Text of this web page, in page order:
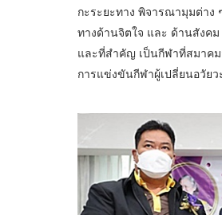
กะระยะทาง พิจารณามุมต่า
ทางด้านจิตใจ และ ด้านสังค
และที่สำคัญ เป็นกีฬาที่สมาคม
การแข่งขันกีฬาผู้เปลี่ยนอวัย